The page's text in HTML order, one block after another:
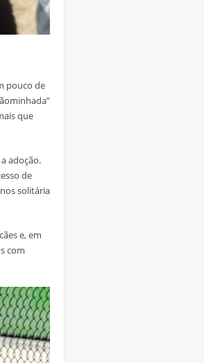
pouco de
que
adoção.
de
solitária
e, em
com